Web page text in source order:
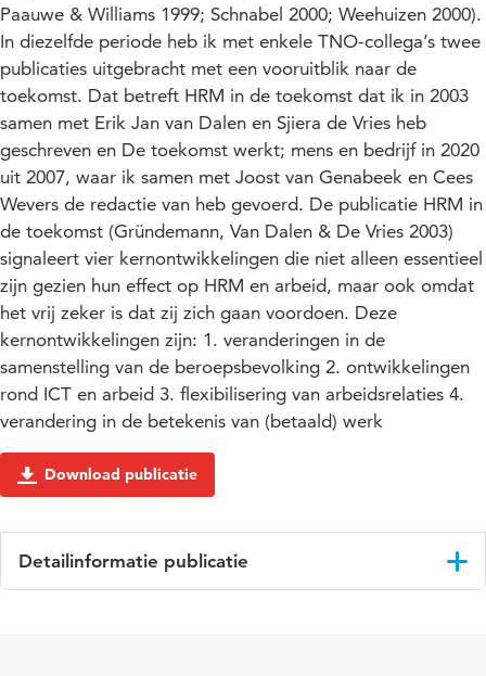
Paauwe & Williams 1999; Schnabel 2000; Weehuizen 2000).
In diezelfde periode heb ik met enkele TNO-collega’s twee
publicaties uitgebracht met een vooruitblik naar de
toekomst. Dat betreft HRM in de toekomst dat ik in 2003
samen met Erik Jan van Dalen en Sjiera de Vries heb
geschreven en De toekomst werkt; mens en bedrijf in 2020
uit 2007, waar ik samen met Joost van Genabeek en Cees
Wevers de redactie van heb gevoerd. De publicatie HRM in
de toekomst (Gründemann, Van Dalen & De Vries 2003)
signaleert vier kernontwikkelingen die niet alleen essentieel
zijn gezien hun effect op HRM en arbeid, maar ook omdat
het vrij zeker is dat zij zich gaan voordoen. Deze
kernontwikkelingen zijn: 1. veranderingen in de
samenstelling van de beroepsbevolking 2. ontwikkelingen
rond ICT en arbeid 3. flexibilisering van arbeidsrelaties 4.
verandering in de betekenis van (betaald) werk
Download publicatie
Detailinformatie publicatie